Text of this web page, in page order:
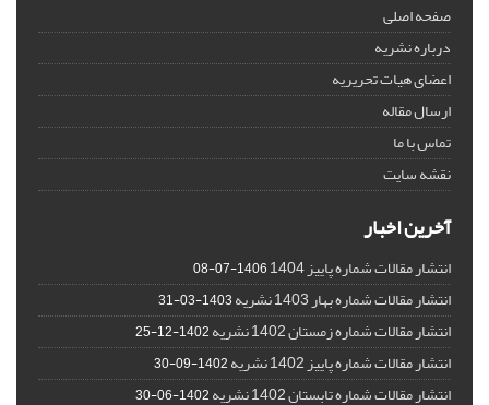
صفحه اصلی
درباره نشریه
اعضای هیات تحریریه
ارسال مقاله
تماس با ما
نقشه سایت
آخرین اخبار
انتشار مقالات شماره پاییز 1404 1406-07-08
انتشار مقالات شماره بهار 1403 نشریه 1403-03-31
انتشار مقالات شماره زمستان 1402 نشریه 1402-12-25
انتشار مقالات شماره پاییز 1402 نشریه 1402-09-30
انتشار مقالات شماره تابستان 1402 نشریه 1402-06-30